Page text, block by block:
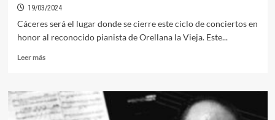
Extremadura
Aguas
Abiertas
19/03/2024
Cáceres será el lugar donde se cierre este ciclo de conciertos en
honor al reconocido pianista de Orellana la Vieja. Este...
Leer másLeer
Gran
Teatro